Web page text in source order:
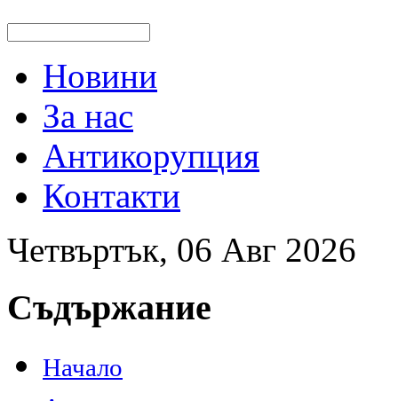
Новини
За нас
Антикорупция
Контакти
Четвъртък, 06 Авг 2026
Съдържание
Начало